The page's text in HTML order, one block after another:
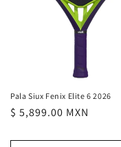
Pala Siux Fenix Elite 6 2026
Precio
$ 5,899.00 MXN